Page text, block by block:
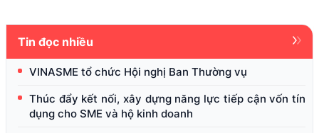
Tin đọc nhiều
VINASME tổ chức Hội nghị Ban Thường vụ
Thúc đẩy kết nối, xây dựng năng lực tiếp cận vốn tín
dụng cho SME và hộ kinh doanh